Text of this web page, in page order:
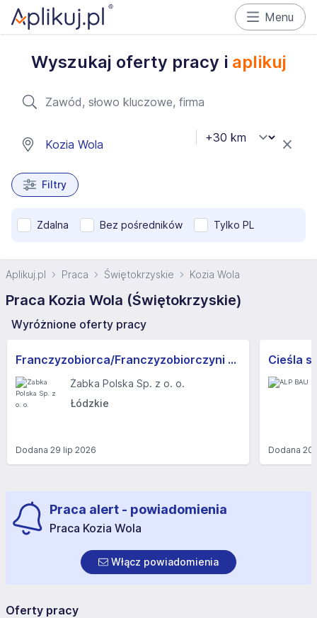
Menu
Wyszukaj oferty pracy i aplikuj
Filtry
Zdalna Bez pośredników Tylko PL
Aplikuj.pl Praca Świętokrzyskie Kozia Wola
Praca Kozia Wola (Świętokrzyskie)
Wyróżnione oferty pracy
Franczyzobiorca/Franczyzobiorczyni sklepu Żabka
Żabka Polska Sp. z o. o.
Łódzkie
Dodana 29 lip 2026
Cieśla
Dodana20
Praca alert - powiadomienia
Praca Kozia Wola
Włącz powiadomienia
Oferty pracy